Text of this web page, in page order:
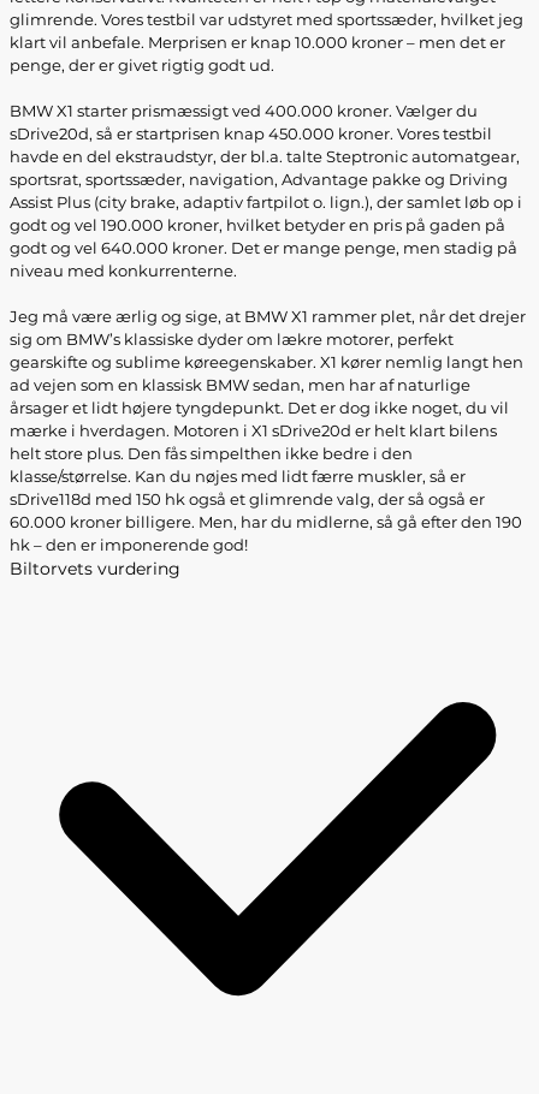
glimrende. Vores testbil var udstyret med sportssæder, hvilket jeg
klart vil anbefale. Merprisen er knap 10.000 kroner – men det er
penge, der er givet rigtig godt ud.
BMW X1 starter prismæssigt ved 400.000 kroner. Vælger du
sDrive20d, så er startprisen knap 450.000 kroner. Vores testbil
havde en del ekstraudstyr, der bl.a. talte Steptronic automatgear,
sportsrat, sportssæder, navigation, Advantage pakke og Driving
Assist Plus (city brake, adaptiv fartpilot o. lign.), der samlet løb op i
godt og vel 190.000 kroner, hvilket betyder en pris på gaden på
godt og vel 640.000 kroner. Det er mange penge, men stadig på
niveau med konkurrenterne.
Jeg må være ærlig og sige, at BMW X1 rammer plet, når det drejer
sig om BMW’s klassiske dyder om lækre motorer, perfekt
gearskifte og sublime køreegenskaber. X1 kører nemlig langt hen
ad vejen som en klassisk BMW sedan, men har af naturlige
årsager et lidt højere tyngdepunkt. Det er dog ikke noget, du vil
mærke i hverdagen. Motoren i X1 sDrive20d er helt klart bilens
helt store plus. Den fås simpelthen ikke bedre i den
klasse/størrelse. Kan du nøjes med lidt færre muskler, så er
sDrive118d med 150 hk også et glimrende valg, der så også er
60.000 kroner billigere. Men, har du midlerne, så gå efter den 190
hk – den er imponerende god!
Biltorvets vurdering